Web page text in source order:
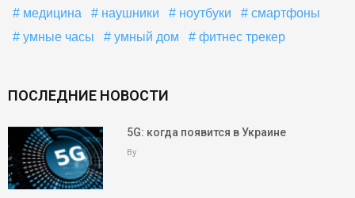
медицина
наушники ноутбуки
смартфоны
умные часы
умный дом фитнес трекер
ПОСЛЕДНИЕ НОВОСТИ
5G: когда появится в Украине
By